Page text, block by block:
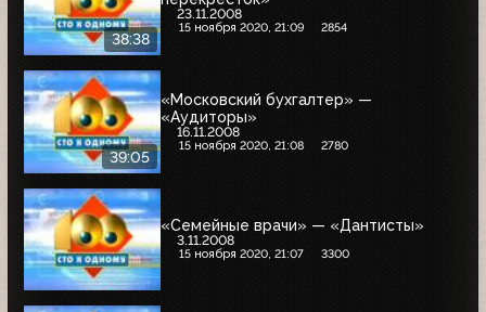
38:38
23.11.2008
15 ноября 2020, 21:09 2854
39:05
«Московский бухгалтер» —
«Аудиторы»
16.11.2008
15 ноября 2020, 21:08 2780
«Семейные врачи» — «Дантисты»
3.11.2008
15 ноября 2020, 21:07 3300